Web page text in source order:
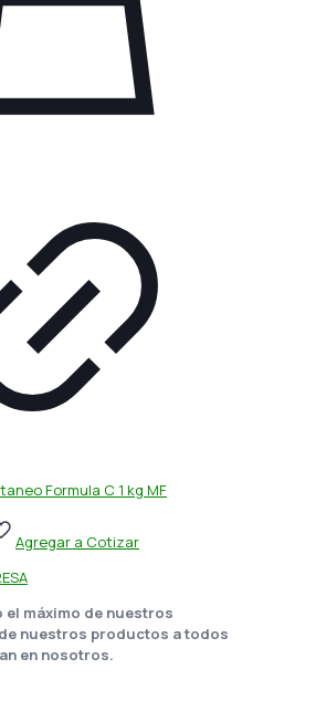
Formula C 1 kg MF
Agregar a Cotizar
máximo de nuestros
nuestros productos a todos
en nosotros.